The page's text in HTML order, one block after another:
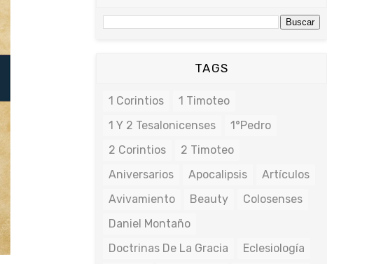
TAGS
1 Corintios
1 Timoteo
1 Y 2 Tesalonicenses
1°Pedro
2 Corintios
2 Timoteo
Aniversarios
Apocalipsis
Artículos
Avivamiento
Beauty
Colosenses
Daniel Montaño
Doctrinas De La Gracia
Eclesiología